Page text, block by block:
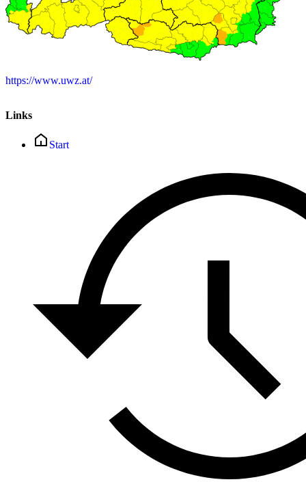
https://www.uwz.at/
Links
Start